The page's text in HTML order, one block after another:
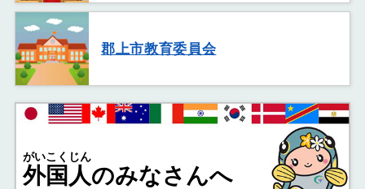
郡上市教育委員会
外国人
がいこくじん
のみなさんへ